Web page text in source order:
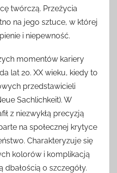
twórczą. Przeżycia
na jego sztuce, w której
i niepewność.
momentów kariery
lat 20. XX wieku, kiedy to
przedstawicieli
Sachlichkeit). W
z niezwykłą precyzją
na społecznej krytyce
Charakteryzuje się
kolorów i komplikacją
dbałością o szczegóły.